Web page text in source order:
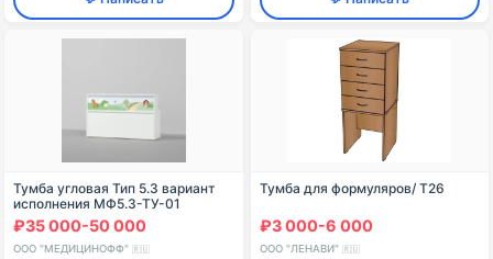
Тумба угловая Тип 5.3 вариант
исполнения МФ5.3-ТУ-01
₽35 000-50 000
ООО "МЕДИЦИНОФФ" 🇷🇺
Тумба для формуляров/ Т26
₽3 000-6 000
ООО "ЛЕНАВИ" 🇷🇺